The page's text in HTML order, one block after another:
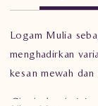
Logam Mulia
menghadirkan
kesan mewah
Cincin kawin
ini